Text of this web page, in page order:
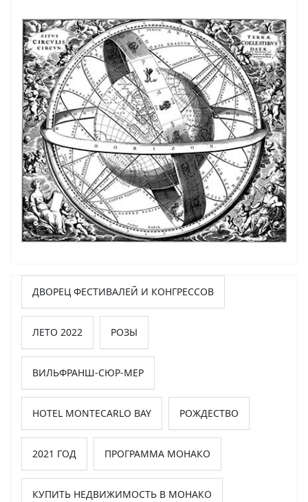
ДВОРЕЦ ФЕСТИВАЛЕЙ И КОНГРЕССОВ
ЛЕТО 2022 РОЗЫ
ВИЛЬФРАНШ-СЮР-МЕР
HOTEL MONTECARLO BAY РОЖДЕСТВО
2021 ГОД ПРОГРАММА МОНАКО
КУПИТЬ НЕДВИЖИМОСТЬ В МОНАКО